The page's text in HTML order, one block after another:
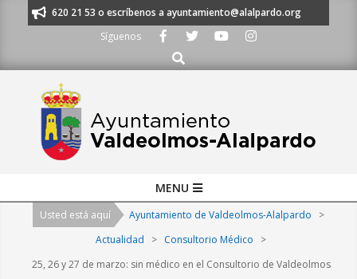
al 91 620 21 53 o escríbenos a ayuntamiento@alalpardo.org
Síguenos
Buscar
Navigation
MENU
Usted está aquí Ayuntamiento de Valdeolmos-Alalpardo
>
Actualidad
> Consultorio Médico
>
25, 26 y 27 de marzo: sin médico en el Consultorio de Valdeolmos